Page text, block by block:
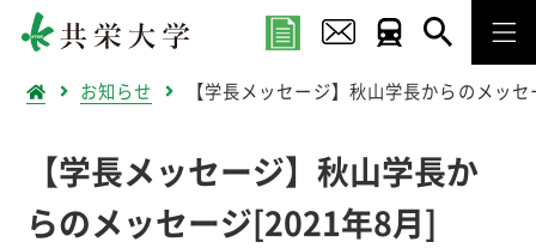
お知らせ 【学長メッセージ】秋山学長からのメッ
【学長メッセージ】秋山学長か
らのメッセージ[2021年8月]